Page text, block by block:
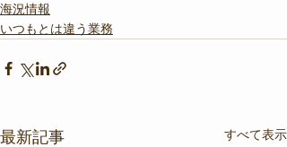
海況情報
いつもとは違う業務
最新記事 すべて表示